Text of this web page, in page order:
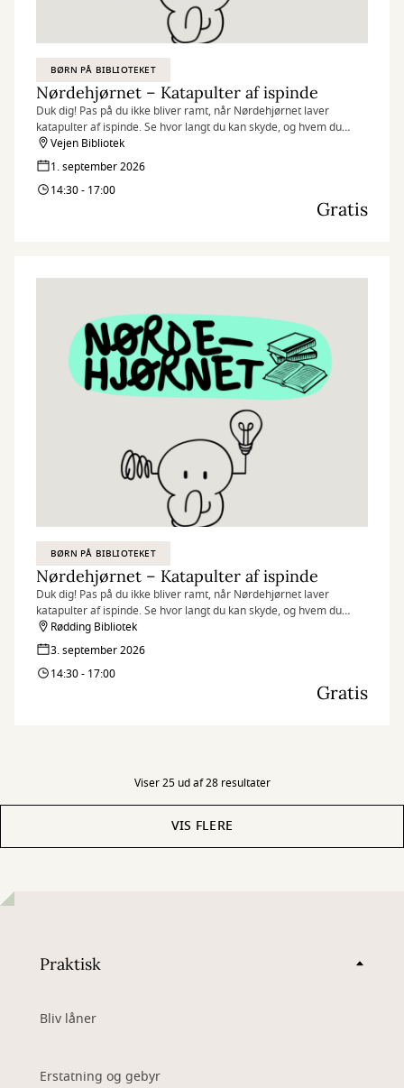
BØRN PÅ BIBLIOTEKET
Nørdehjørnet – Katapulter af ispinde
Duk dig! Pas på du ikke bliver ramt, når Nørdehjørnet laver
katapulter af ispinde. Se hvor langt du kan skyde, og hvem du
måske kan ramme.
Nørdehjørnet er vores tilbud til dig, der elsker at udfordre din
kreativitet og nysgerrighed. Vi kombinerer nye og genbrugte
materialer med vores egne idéer og skaber skøre, vilde og
Vejen Bibliotek
1. september 2026
14:30 - 17:00
Gratis
BØRN PÅ BIBLIOTEKET
Nørdehjørnet – Katapulter af ispinde
Duk dig! Pas på du ikke bliver ramt, når Nørdehjørnet laver
katapulter af ispinde. Se hvor langt du kan skyde, og hvem du
måske kan ramme.
Nørdehjørnet er vores tilbud til dig, der elsker at udfordre din
kreativitet og nysgerrighed. Vi kombinerer nye og genbrugte
materialer med vores egne idéer og skaber skøre, vilde og
Rødding Bibliotek
3. september 2026
14:30 - 17:00
Gratis
Viser 25 ud af 28 resultater
VIS FLERE
Praktisk
Bliv låner
Erstatning og gebyr